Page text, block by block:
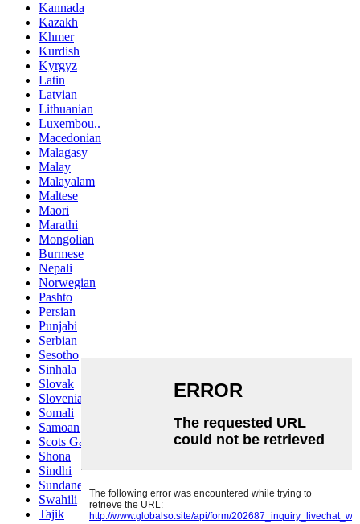
Kannada
Kazakh
Khmer
Kurdish
Kyrgyz
Latin
Latvian
Lithuanian
Luxembou..
Macedonian
Malagasy
Malay
Malayalam
Maltese
Maori
Marathi
Mongolian
Burmese
Nepali
Norwegian
Pashto
Persian
Punjabi
Serbian
Sesotho
Sinhala
Slovak
Slovenian
Somali
Samoan
Scots Gaelic
Shona
Sindhi
Sundanese
Swahili
Tajik